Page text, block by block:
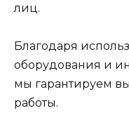
лиц.
Благодаря
оборудования и
мы гарантируем
работы.